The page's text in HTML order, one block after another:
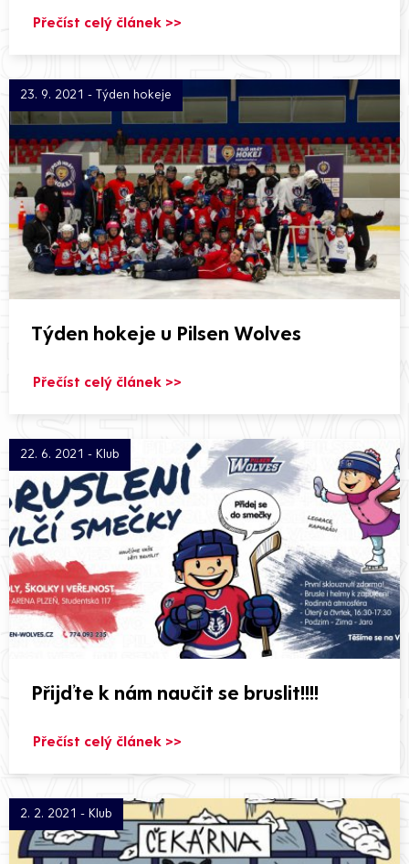
Přečíst celý článek >>
23. 9. 2021 - Týden hokeje
Týden hokeje u Pilsen Wolves
Přečíst celý článek >>
22. 6. 2021 - Klub
Přijďte k nám naučit se bruslit!!!!
Přečíst celý článek >>
2. 2. 2021 - Klub